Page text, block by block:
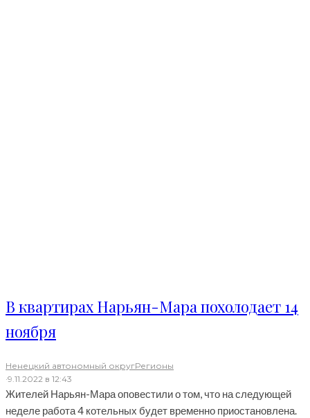
В квартирах Нарьян-Мара похолодает 14
ноября
Ненецкий автономный округРегионы
·9.11.2022 в 12:43
Жителей Нарьян-Мара оповестили о том, что на следующей
неделе работа 4 котельных будет временно приостановлена.